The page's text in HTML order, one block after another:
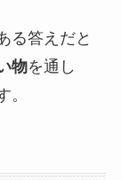
る答えだと
物を通し
。